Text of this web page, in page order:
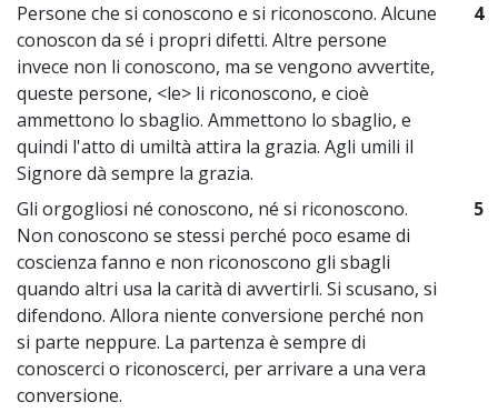
Persone che si conoscono e si riconoscono. Alcune
conoscon da sé i propri difetti. Altre persone
invece non li conoscono, ma se vengono avvertite,
queste persone, <le> li riconoscono, e cioè
ammettono lo sbaglio. Ammettono lo sbaglio, e
quindi l'atto di umiltà attira la grazia. Agli umili il
Signore dà sempre la grazia.
4
Gli orgogliosi né conoscono, né si riconoscono.
Non conoscono se stessi perché poco esame di
coscienza fanno e non riconoscono gli sbagli
quando altri usa la carità di avvertirli. Si scusano, si
difendono. Allora niente conversione perché non
si parte neppure. La partenza è sempre di
conoscerci o riconoscerci, per arrivare a una vera
conversione.
5